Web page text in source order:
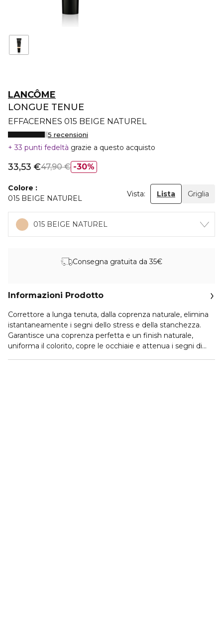
LANCÔME
LONGUE TENUE
EFFACERNES 015 BEIGE NATUREL
5 recensioni
33 punti fedeltà grazie a questo acquisto
30%
33,53 €47,90 €
Colore
015 BEIGE NATUREL
Vista: Lista Griglia
015 BEIGE NATUREL
Consegna gratuita da 35€
Informazioni Prodotto
Correttore a lunga tenuta, dalla coprenza naturale, elimina
istantaneamente i segni dello stress e della stanchezza.
Garantisce una coprenza perfetta e un finish naturale,
uniforma il colorito, copre le occhiaie e attenua i segni di